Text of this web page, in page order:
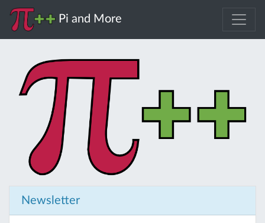
Pi and More
Newsletter